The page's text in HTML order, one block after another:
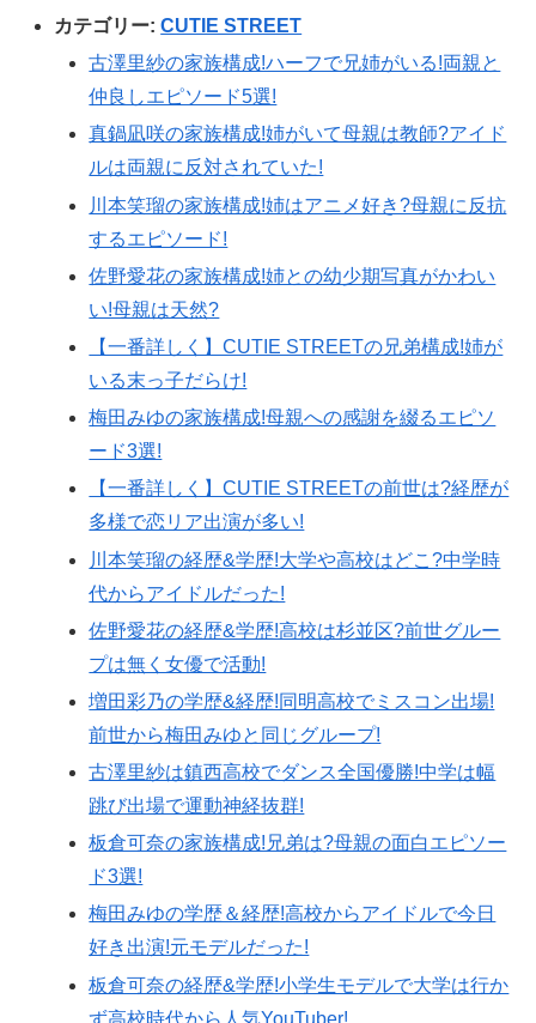
カテゴリー:CUTIE STREET
古澤里紗の家族構成!ハーフで兄姉がいる!両親と
仲良しエピソード5選!
真鍋凪咲の家族構成!姉がいて母親は教師?アイド
ルは両親に反対されていた!
川本笑瑠の家族構成!姉はアニメ好き?母親に反抗
するエピソード!
佐野愛花の家族構成!姉との幼少期写真がかわい
い!母親は天然?
【一番詳しく】CUTIE STREETの兄弟構成!姉が
いる末っ子だらけ!
梅田みゆの家族構成!母親への感謝を綴るエピソ
ード3選!
【一番詳しく】CUTIE STREETの前世は?経歴が
多様で恋リア出演が多い!
川本笑瑠の経歴&学歴!大学や高校はどこ?中学時
代からアイドルだった!
佐野愛花の経歴&学歴!高校は杉並区?前世グルー
プは無く女優で活動!
増田彩乃の学歴&経歴!同明高校でミスコン出場!
前世から梅田みゆと同じグループ!
古澤里紗は鎮西高校でダンス全国優勝!中学は幅
跳び出場で運動神経抜群!
板倉可奈の家族構成!兄弟は?母親の面白エピソー
ド3選!
梅田みゆの学歴＆経歴!高校からアイドルで今日
好き出演!元モデルだった!
板倉可奈の経歴&学歴!小学生モデルで大学は行か
ず高校時代から人気YouTuber!